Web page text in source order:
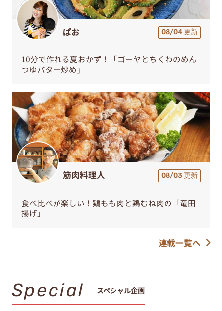
ぱお 08/04 更新
10分で作れる夏おかず！「ゴーヤとちくわのめん
つゆバター炒め」
筋肉料理人 08/03 更新
食べ比べが楽しい！鶏もも肉と鶏むね肉の「竜田
揚げ」
連載一覧へ
Special スペシャル企画